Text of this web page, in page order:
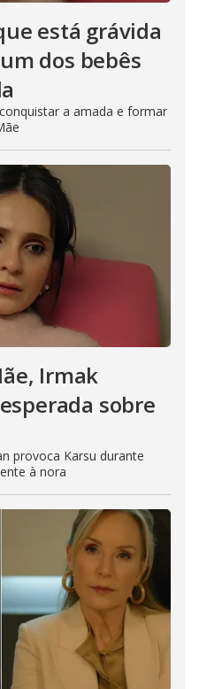
está grávida
dos bebês
a amada e formar
Irmak
sobre
provoca Karsu durante
à nora